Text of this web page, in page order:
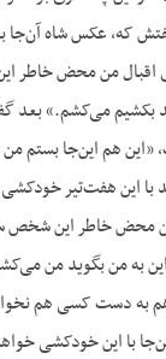
که، عکس شاه آن‌جا
اقبال من محض خاطر
بکشیم می‌کشم.»
«این هم این‌جا
این هفت‌تیر
محض خاطر این شخص
این به من بگوید من
هم به دست کسی هم
با این خودکشی